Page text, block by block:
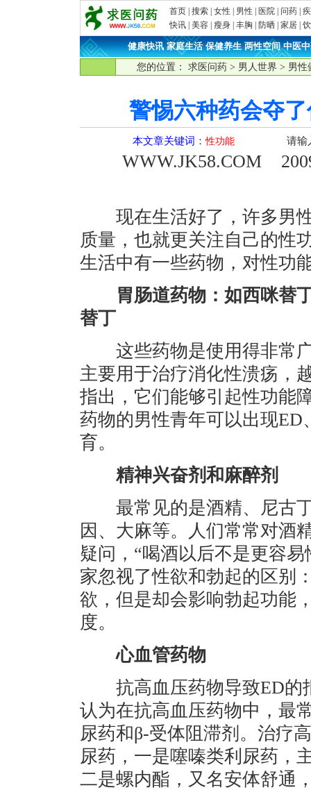
首页 搜索 女性 男性 医院 问药
快讯 美容 瘦身 丰胸 防晒 家居
健康快讯·家庭生活·保健养生·两性空间·中医
您的位置： 求医问药 > 男人世界 > 男性
警惕六种药会夺
本文章关键词 ：性功能 请输
WWW.JK58.COM
现在生活好了，许多男性
质量，也就更关注自己的性
生活中有一些药物，对性功
胃肠道药物：如西咪替
替丁
这些药物是使用得非常广
主要用于治疗消化性溃疡，
指出，它们能够引起性功能
药物的男性青年可以出现ED
育。
精神兴奋剂和麻醉剂
最常见的是酒精、尼古
因、大麻等。人们常常对酒
疑问，“喝酒以后不是更容
家忽视了性欲和勃起的区别
欲，但是却会影响勃起功能
度。
心血管药物
抗高血压药物导致ED的
认为在抗高血压药物中，最
尿药和β-受体阻滞剂。治疗
尿药，一是噻嗪类利尿药，
二是螺内酯，又名安体舒通